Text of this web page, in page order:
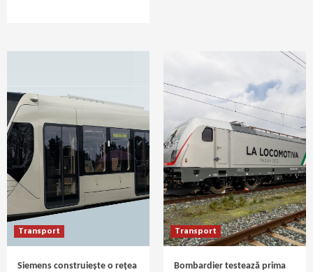
Transport
Siemens construiește o rețea
Transport
Bombardier testează prima